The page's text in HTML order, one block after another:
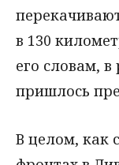
в 130
его словам,
пришлось
В целом, как